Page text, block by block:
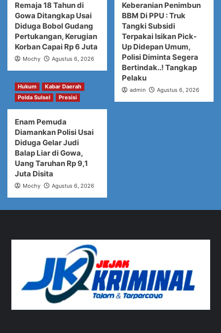
Remaja 18 Tahun di
Gowa Ditangkap Usai
Diduga Bobol Gudang
Pertukangan, Kerugian
Korban Capai Rp 6 Juta
Mochy Agustus 6, 2026
Keberanian Penimbun
BBM Di PPU : Truk
Tangki Subsidi
Terpakai Isikan Pick-
Up Didepan Umum,
Polisi Diminta Segera
Bertindak..! Tangkap
Pelaku
admin Agustus 6, 2026
Hukum
Kabar Daerah
Polda Sulsel
Presisi
Enam Pemuda
Diamankan Polisi Usai
Diduga Gelar Judi
Balap Liar di Gowa,
Uang Taruhan Rp 9,1
Juta Disita
Mochy Agustus 6, 2026